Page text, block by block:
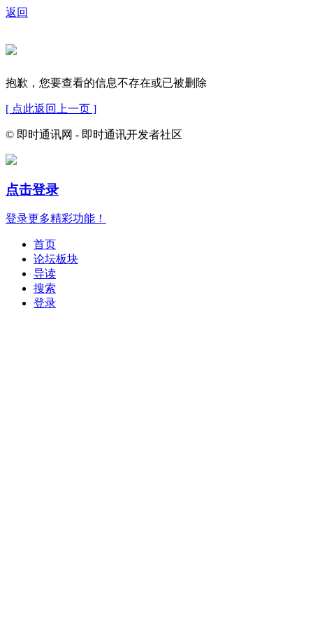
返回
抱歉，您要查看的信息不存在或已被删除
[ 点此返回上一页 ]
© 即时通讯网 - 即时通讯开发者社区
点击登录
登录更多精彩功能！
首页
论坛板块
导读
搜索
登录